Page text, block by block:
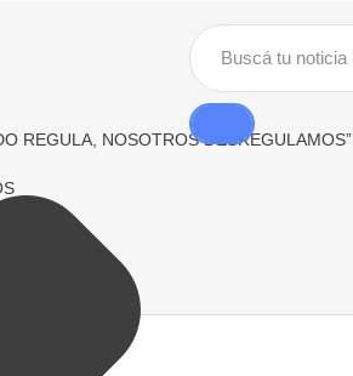
REGULA, NOSOTROS DESREGULAMOS”